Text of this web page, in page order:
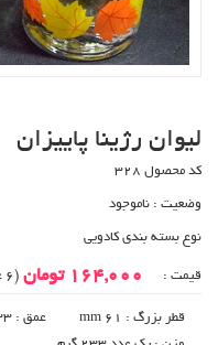
لیوان رژینا پاییزان
کد محصول 328
وضعیت : ناموجود
نوع بسته بندی کادویی
قیمت : 164,000 تومان (6 عدد)
قطر بزرگ : 61 mm عمق : 133 mm